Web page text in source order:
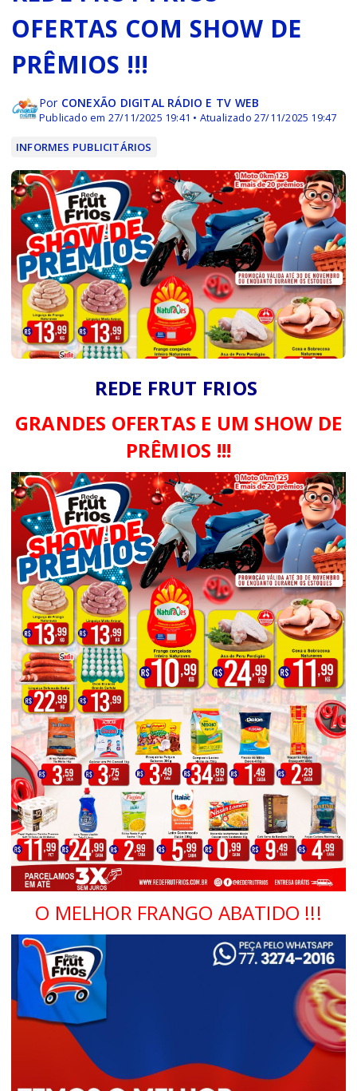
OFERTAS COM SHOW DE
PRÊMIOS !!!
Por CONEXÃO DIGITAL RÁDIO E TV WEB
Publicado em 27/11/2025 19:41 • Atualizado 27/11/2025 19:47
INFORMES PUBLICITÁRIOS
REDE FRUT FRIOS
GRANDES OFERTAS E UM SHOW DE
PRÊMIOS !!!
O MELHOR FRANGO ABATIDO !!!